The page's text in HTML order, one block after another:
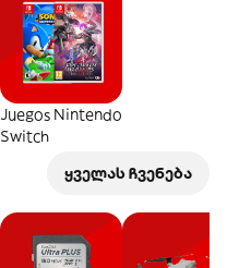
Juegos Nintendo
Switch
ყველას ჩვენება